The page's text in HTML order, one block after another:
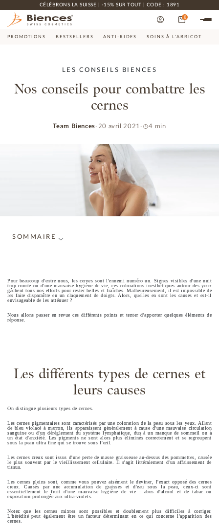
CÉLÉBRONS LA SUISSE | -15% SUR TOUT | CODE : 1891
0
PROMOTIONS BESTSELLERS ANTI-RIDES SOINS À L'ABRICOT
LES CONSEILS BIENCES
Nos conseils pour combattre les
cernes
Team Biences 20 avril 2021 4 min
SOMMAIRE
Pour beaucoup d'entre nous, les cernes sont l'ennemi numéro un. Signes visibles d'une nuit
trop courte ou d'une mauvaise hygiène de vie, ces colorations inesthétiques autour des yeux
gâchent tous nos efforts pour rester belles et fraîches. Malheureusement, il est impossible de
les faire disparaître en un claquement de doigts. Alors, quelles en sont les causes et est-il
envisageable de les atténuer ?
Nous allons passer en revue ces différents points et tenter d'apporter quelques éléments de
réponse.
Les différents types de cernes et
leurs causes
On distingue plusieurs types de cernes.
Les cernes pigmentaires sont caractérisés par une coloration de la peau sous les yeux. Allant
de bleu violacé à marron, ils apparaissent généralement à cause d'une mauvaise circulation
sanguine ou d'un dérèglement du système lymphatique, dus à un manque de sommeil ou à
un état d'anxiété. Les pigments ne sont alors plus éliminés correctement et se regroupent
sous la peau ultra fine qui se trouve sous l’œil.
Les cernes creux sont issus d'une perte de masse graisseuse au-dessus des pommettes, causée
le plus souvent par le vieillissement cellulaire. Il s'agit littéralement d'un affaissement de
tissus.
Les cernes pleins sont, comme vous pouvez aisément le deviner, l'exact opposé des cernes
creux. Causés par une accumulation de graisses et d'eau sous la peau, ceux-ci sont
essentiellement le fruit d'une mauvaise hygiène de vie : abus d'alcool et de tabac ou
exposition prolongée aux ultra-violets.
Notez que les cernes mixtes sont possibles et doublement plus difficiles à corriger.
L'hérédité peut également être un facteur déterminant en ce qui concerne l'apparition des
cernes.